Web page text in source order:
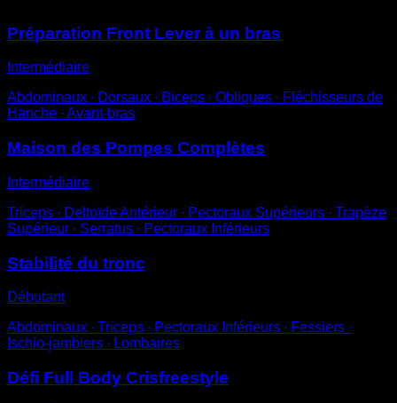
Préparation Front Lever à un bras
Intermédiaire
Abdominaux ∙ Dorsaux ∙ Biceps ∙ Obliques ∙ Fléchisseurs de
Hanche ∙ Avant-bras
Maison des Pompes Complètes
Intermédiaire
Triceps ∙ Deltoïde Antérieur ∙ Pectoraux Supérieurs ∙ Trapèze
Supérieur ∙ Serratus ∙ Pectoraux Inférieurs
Stabilité du tronc
Débutant
Abdominaux ∙ Triceps ∙ Pectoraux Inférieurs ∙ Fessiers ∙
Ischio-jambiers ∙ Lombaires
Défi Full Body Crisfreestyle